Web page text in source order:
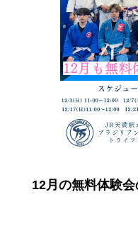
12月の無料体験会